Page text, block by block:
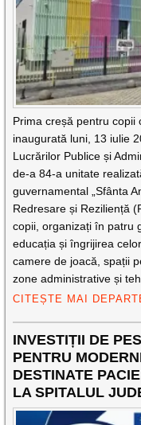
Prima creșă pentru copii
inaugurată luni, 13 iulie
Lucrărilor Publice și
de-a 84-a unitate
guvernamental „Sfânta
Redresare și Reziliență
copii, organizați în patru
educația și îngrijirea
camere de joacă, spații
zone administrative și
CITEȘTE MAI
INVESTIȚII DE
PENTRU
DESTINATE
LA SPITALUL